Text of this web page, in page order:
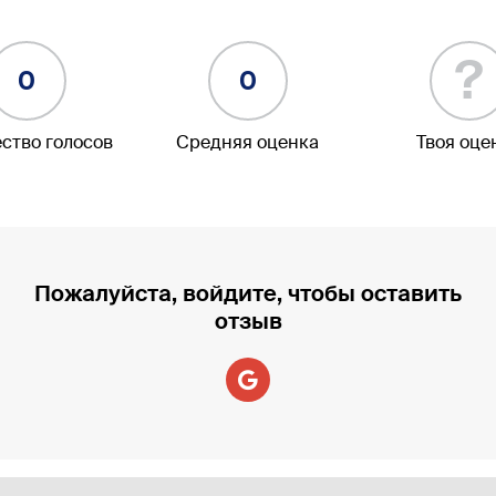
0
голосов
0
Средняя оценка
?
Твоя
Пожалуйста, войдите, чтобы оставить
отзыв